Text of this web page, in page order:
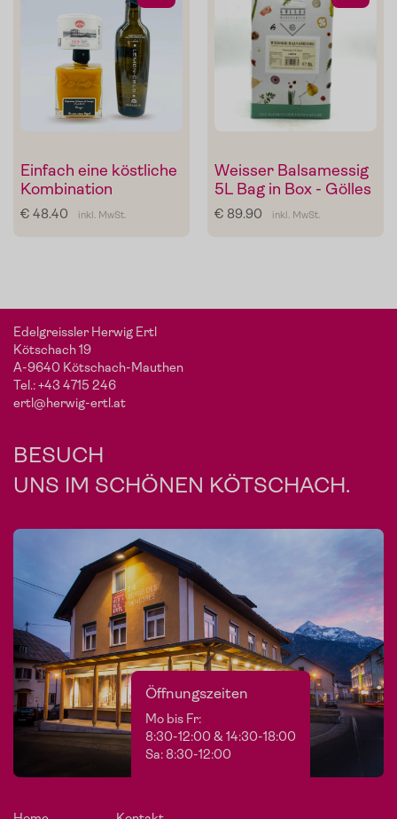
Einfach eine köstliche
Kombination
€ 48.40 inkl. MwSt.
Weisser Balsamessig
5L Bag in Box - Gölles
€ 89.90 inkl. MwSt.
Edelgreissler Herwig Ertl
Kötschach 19
A-9640 Kötschach-Mauthen
Tel.:+43 4715 246
ertl@herwig-ertl.at
BESUCH
UNS IM SCHÖNEN KÖTSCHACH.
Öffnungszeiten
Mo bis Fr:
8:30-12:00 & 14:30-18:00
Sa: 8:30-12:00
Mein Liebling:
Sonnengeküsste To
von
De
Die Pomodorini und das Tomaten-Olivenöl zum Verfeinern
von Pasta, Fisch oder Grillgemüse.